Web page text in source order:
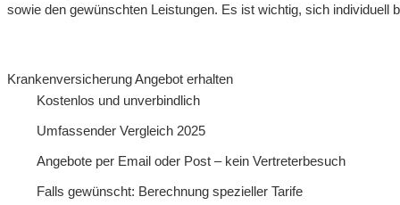
sowie den gewünschten Leistungen. Es ist wichtig, sich
Krankenversicherung Angebot erhalten
Kostenlos und unverbindlich
Umfassender Vergleich 2025
Angebote per Email oder Post – kein Vertreterbesuch
Falls gewünscht: Berechnung spezieller Tarife